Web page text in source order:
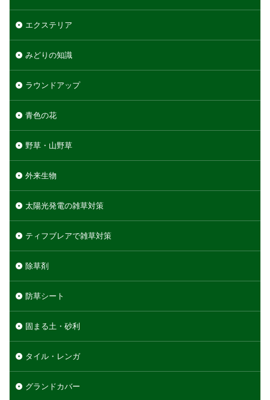
エクステリア
みどりの知識
ラウンドアップ
青色の花
野草・山野草
外来生物
太陽光発電の雑草対策
ティフブレアで雑草対策
除草剤
防草シート
固まる土・砂利
タイル・レンガ
グランドカバー